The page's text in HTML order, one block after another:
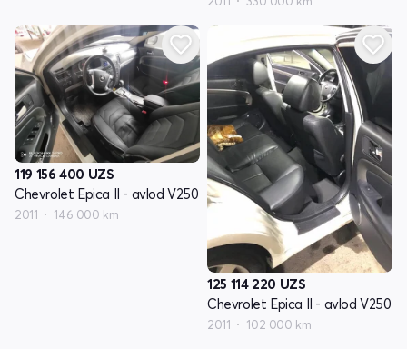
119 156 400 UZS
Chevrolet Epica II - avlod V250
2011 146 000 km
125 114 220 UZS
Chevrolet Epica II - avlod V250
2011 102 000 km